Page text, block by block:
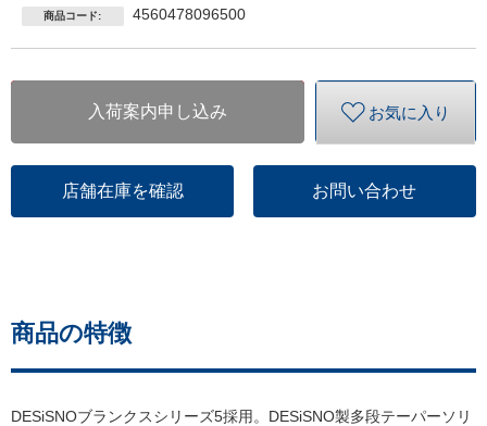
商品コード: 4560478096500
入荷案内申し込み お気に入り
店舗在庫を確認 お問い合わせ
商品の特徴
DESiSNOブランクスシリーズ5採用。DESiSNO製多段テーパーソリ